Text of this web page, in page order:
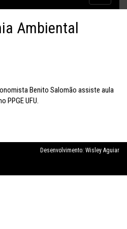
Ambiental
Benito Salomão assiste aula
PPGE UFU.
Desenvolvimento: Wisley Aguiar